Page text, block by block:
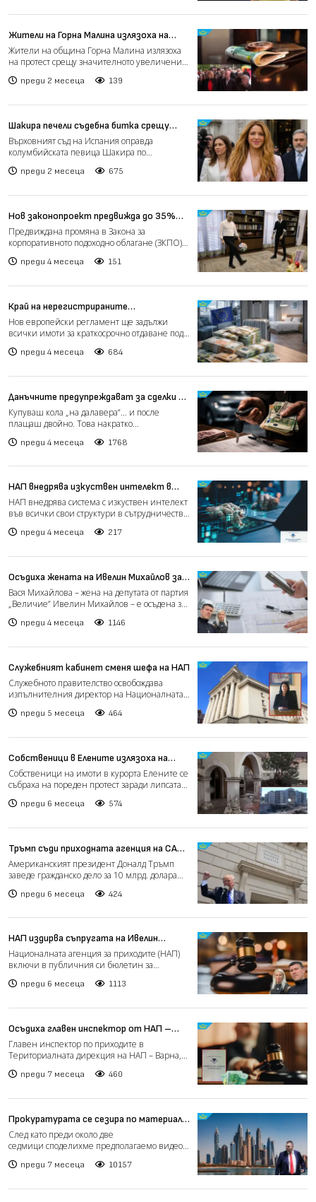
Жители на Горна Малина излязоха на
протест срещу значителното
увеличение на такса смет (видео)
Жители на община Горна Малина излязоха
на протест срещу значителното увеличение
преди 2 месеца 139
Шакира печели съдебна битка срещу
испанските данъчни
Върховният съд на Испания оправда
колумбийската певица Шакира по
преди 2 месеца 675
Нов законопроект предвижда до 35%
данъчни облекчения за спонсори на
спорт
Предвиждана промяна в Закона за
корпоративното подоходно облагане (ЗКПО)
преди 4 месеца 151
Край на нерегистрираните
апартаменти в Airbnb
Нов европейски регламент ще задължи
всички имоти за краткосрочно отдаване под
преди 4 месеца 684
Данъчните предупреждават за сделки с
автомобили "втора ръка"
Купуваш кола „на далавера“… и после
плащаш двойно. Това накратко
преди 4 месеца 1768
НАП внедрява изкуствен интелект в
цялата си структура
НАП внедрява система с изкуствен интелект
във всички свои структури в сътрудничество
преди 4 месеца 217
Осъдиха жената на Ивелин Михайлов за
укрити над 600 хиляди лв. данъци
Вася Михайлова – жена на депутата от партия
„Величие“ Ивелин Михайлов – е осъдена за
преди 4 месеца 1146
Служебният кабинет сменя шефа на НАП
Служебното правителство освобождава
изпълнителния директор на Националната
преди 5 месеца 464
Собственици в Елените излязоха на
протест: Все още няма ток и вода в
курорта (видео)
Собственици на имоти в курорта Елените се
събраха на пореден протест заради липсата
преди 6 месеца 574
Тръмп съди приходната агенция на САЩ
за 10 млрд. долара
Американският президент Доналд Тръмп
заведе гражданско дело за 10 млрд. долара
преди 6 месеца 424
НАП издирва съпругата на Ивелин
Михайлов заради пореден данъчен акт
Националната агенция за приходите (НАП)
включи в публичния си бюлетин за
преди 6 месеца 1113
Осъдиха главен инспектор от НАП –
Варна за искане на подкуп
Главен инспектор по приходите в
Териториалната дирекция на НАП – Варна,
преди 7 месеца 460
Прокуратурата се сезира по материал
на "Господарите" за хотел, за който се
твърди, че е на Пеевски
След като преди около две
седмици споделихме предполагаемо видео
преди 7 месеца 10157